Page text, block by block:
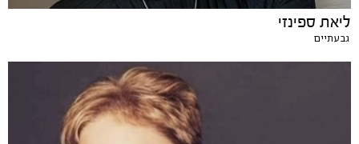
ליאת ספינזי
גבעתיים